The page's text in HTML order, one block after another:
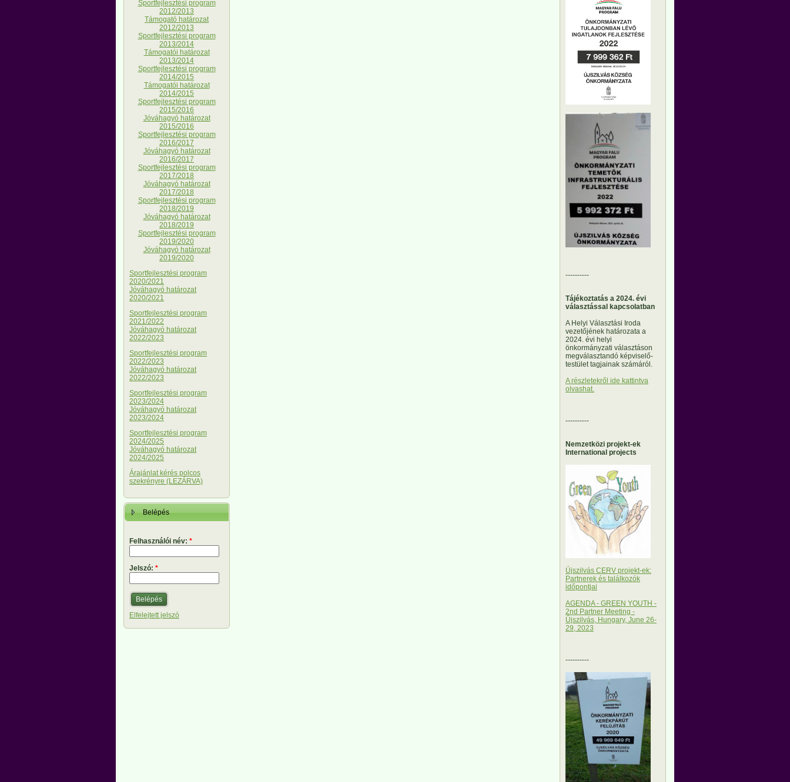
Sportfejlesztési program
2012/2013
Támogató határozat
2012/2013
Sportfejlesztési program
2013/2014
Támogatói határozat
2013/2014
Sportfejlesztési program
2014/2015
Támogatói határozat
2014/2015
Sportfejlesztési program
2015/2016
Jóváhagyó határozat
2015/2016
Sportfejlesztési program
2016/2017
Jóváhagyó határozat
2016/2017
Sportfejlesztési program
2017/2018
Jóváhagyó határozat
2017/2018
Sportfejlesztési program
2018/2019
Jóváhagyó határozat
2018/2019
Sportfejlesztési program
2019/2020
Jóváhagyó határozat
2019/2020
Sportfejlesztési program
2020/2021
Jóváhagyó határozat
2020/2021
Sportfejlesztési program
2021/2022
Jóváhagyó határozat
2022/2023
Sportfejlesztési program
2022/2023
Jóváhagyó határozat
2022/2023
Sportfejlesztési program
2023/2024
Jóváhagyó határozat
2023/2024
Sportfejlesztési program
2024/2025
Jóváhagyó határozat
2024/2025
Árajánlat kérés polcos
szekrényre (LEZÁRVA)
Belépés
Felhasználói név: *
Jelszó: *
Elfelejtett jelszó
----------
Tájékoztatás a 2024. évi
választással kapcsolatban
A Helyi Választási Iroda
vezetőjének határozata a
2024. évi helyi
önkormányzati választáson
megválasztandó képviselő-
testület tagjainak számáról.
A részletekről ide kattintva
olvashat.
----------
Nemzetközi projekt-ek
International projects
Újszilvás CERV projekt-ek:
Partnerek és találkozók
időpontjai
AGENDA - GREEN YOUTH -
2nd Partner Meeting -
Újszilvás, Hungary, June 26-
29, 2023
----------